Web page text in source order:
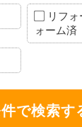
リフ
ォーム済